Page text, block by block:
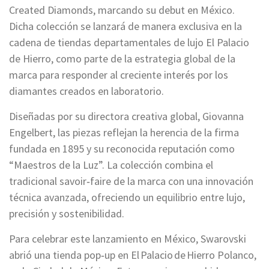
Created Diamonds, marcando su debut en México.
Dicha colección se lanzará de manera exclusiva en la
cadena de tiendas departamentales de lujo El Palacio
de Hierro, como parte de la estrategia global de la
marca para responder al creciente interés por los
diamantes creados en laboratorio.
Diseñadas por su directora creativa global, Giovanna
Engelbert, las piezas reflejan la herencia de la firma
fundada en 1895 y su reconocida reputación como
“Maestros de la Luz”. La colección combina el
tradicional savoir‑faire de la marca con una innovación
técnica avanzada, ofreciendo un equilibrio entre lujo,
precisión y sostenibilidad.
Para celebrar este lanzamiento en México, Swarovski
abrió una tienda pop‑up en El Palacio de Hierro Polanco,